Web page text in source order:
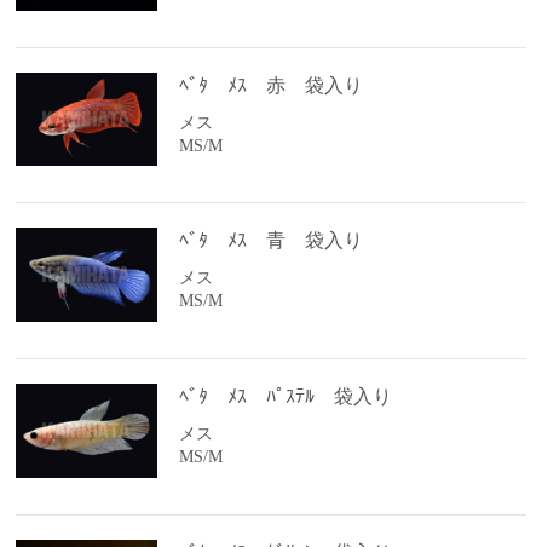
ﾍﾞﾀ ﾒｽ 赤 袋入り
メス
MS/M
ﾍﾞﾀ ﾒｽ 青 袋入り
メス
MS/M
ﾍﾞﾀ ﾒｽ ﾊﾟｽﾃﾙ 袋入り
メス
MS/M